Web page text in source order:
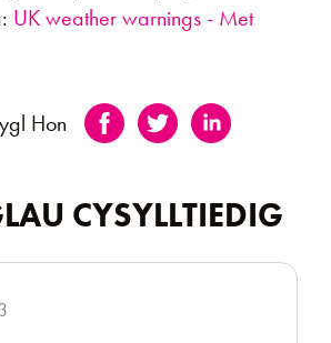
UK weather warnings - Met
Hon
CYSYLLTIEDIG